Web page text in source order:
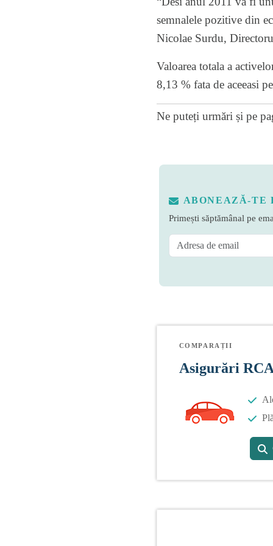
semnalele pozitive din
Nicolae Surdu,
Valoarea totala a
8,13 % fata de aceeasi
Ne puteți urmări și pe
ABONEAZĂ-TE
Primești săptămânal pe
COMPARAȚII
Asigurări